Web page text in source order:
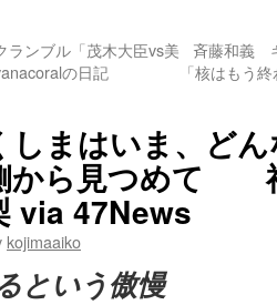
ンブル「茂木大臣vs美
の日記
斉藤和義
「核はもう
しまはいま、ど
から見つめて
via 47News
kojimaaiko
という傲慢